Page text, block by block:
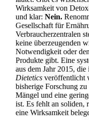
Wirksamkeit von
und klar: Nein.
Gesellschaft für
Verbraucherzentralen
keine überzeugenden
Notwendigkeit oder
Produkte gibt. Eine
aus dem Jahr 2015, die
Dietetics veröffentlicht
bisherige Forschung
Mängel und eine
ist. Es fehlt an soliden,
eine Wirksamkeit